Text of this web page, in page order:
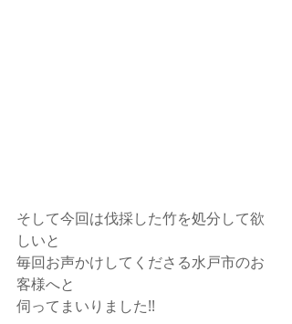
そして今回は伐採した竹を処分して欲
しいと
毎回お声かけしてくださる水戸市のお
客様へと
伺ってまいりました!!